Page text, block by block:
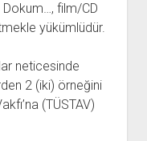
Dokum…, film/CD
yükümlüdür.
neticesinde
2 (iki) örneğini
(TÜSTAV)